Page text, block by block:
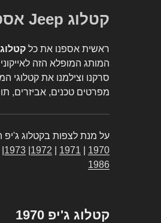
קטלוג Jeep אספנות
ראשית אספנו את כל
המותג המופלא הזה
סרקנו וצילמנו את קטלוגי
מפרטים טכנים, אביזרים,
על מנת לצפות בקטלוג
1970
1971
1972
1973
1986
קטלוג ג'יפ 1970